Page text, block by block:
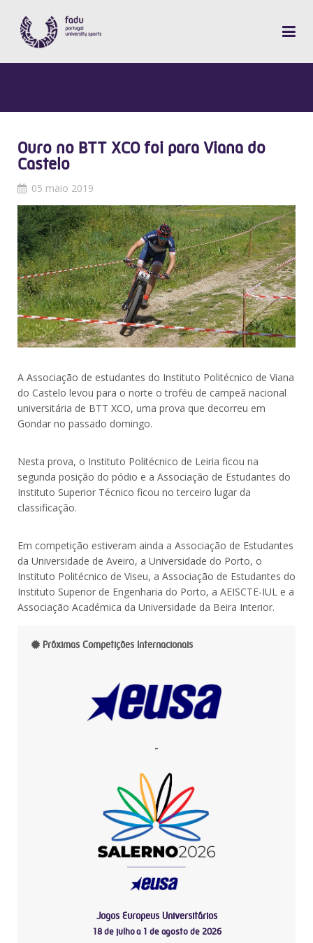
Ouro no BTT XCO foi para Viana do
Castelo
05 maio 2019
A Associação de estudantes do Instituto Politécnico de Viana
do Castelo levou para o norte o troféu de campeã nacional
universitária de BTT XCO, uma prova que decorreu em
Gondar no passado domingo.
Nesta prova, o Instituto Politécnico de Leiria ficou na
segunda posição do pódio e a Associação de Estudantes do
Instituto Superior Técnico ficou no terceiro lugar da
classificação.
Em competição estiveram ainda a Associação de Estudantes
da Universidade de Aveiro, a Universidade do Porto, o
Instituto Politécnico de Viseu, a Associação de Estudantes do
Instituto Superior de Engenharia do Porto, a AEISCTE-IUL e a
Associação Académica da Universidade da Beira Interior.
Próximas Competições Internacionais
-
Jogos Europeus Universitários
18 de julho a 1 de agosto de 2026